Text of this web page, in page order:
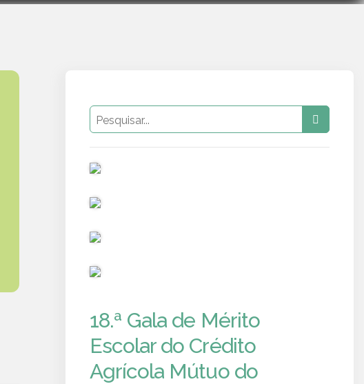
18.ª Gala de Mérito
Escolar do Crédito
Agrícola Mútuo do